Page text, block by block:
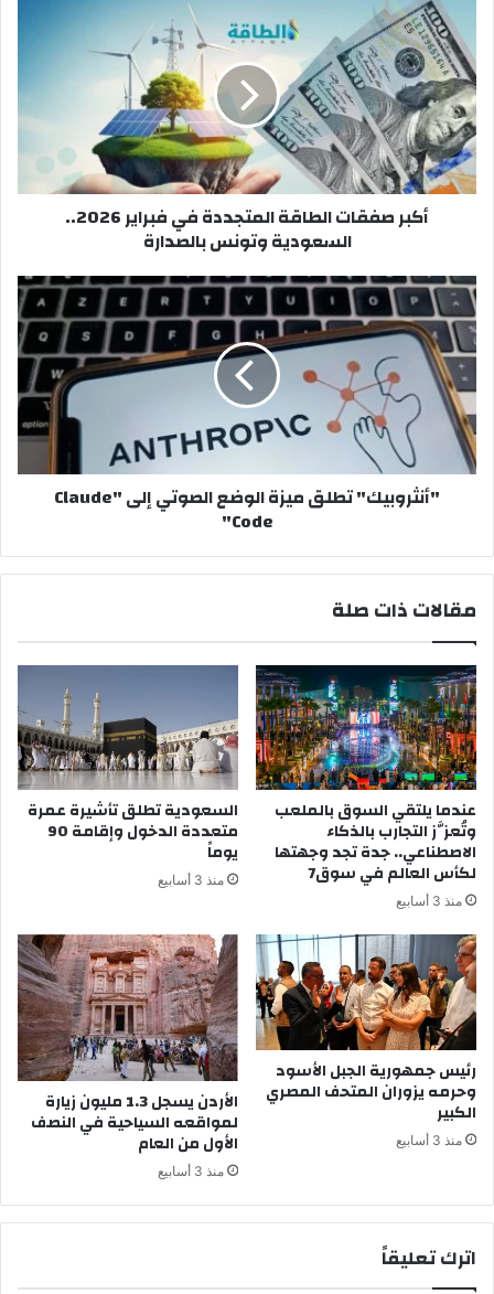
صفقات
الطاقة
المتجددة
في
فبراير
2026..
السعودية
وتونس
بالصدارة
أكبر صفقات الطاقة المتجددة في فبراير 2026..
السعودية وتونس بالصدارة
"أنثروبيك"
تطلق
ميزة
الوضع
الصوتي
إلى
"Claude
Code"
"أنثروبيك" تطلق ميزة الوضع الصوتي إلى "Claude
Code"
مقالات ذات صلة
عندما يلتقي السوق بالملعب
وتُعزَّز التجارب بالذكاء
الاصطناعي.. جدة تجد وجهتها
لكأس العالم في سوق7
منذ 3 أسابيع
السعودية تطلق تأشيرة عمرة
متعددة الدخول وإقامة 90
يوماً
منذ 3 أسابيع
رئيس جمهورية الجبل الأسود
وحرمه يزوران المتحف المصري
الكبير
منذ 3 أسابيع
الأردن يسجل 1.3 مليون زيارة
لمواقعه السياحية في النصف
الأول من العام
منذ 3 أسابيع
اترك تعليقاً